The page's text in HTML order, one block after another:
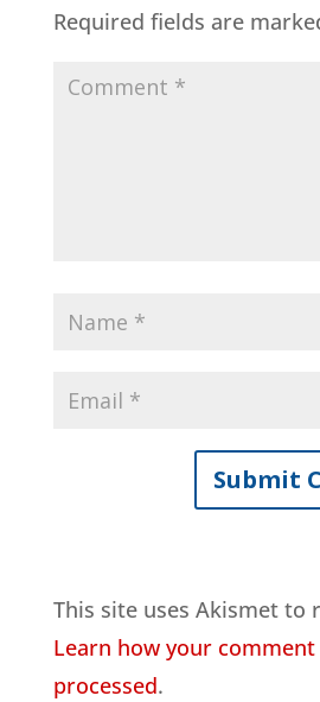
Required fields are
This site uses Akismet to
Learn how your comment
processed.